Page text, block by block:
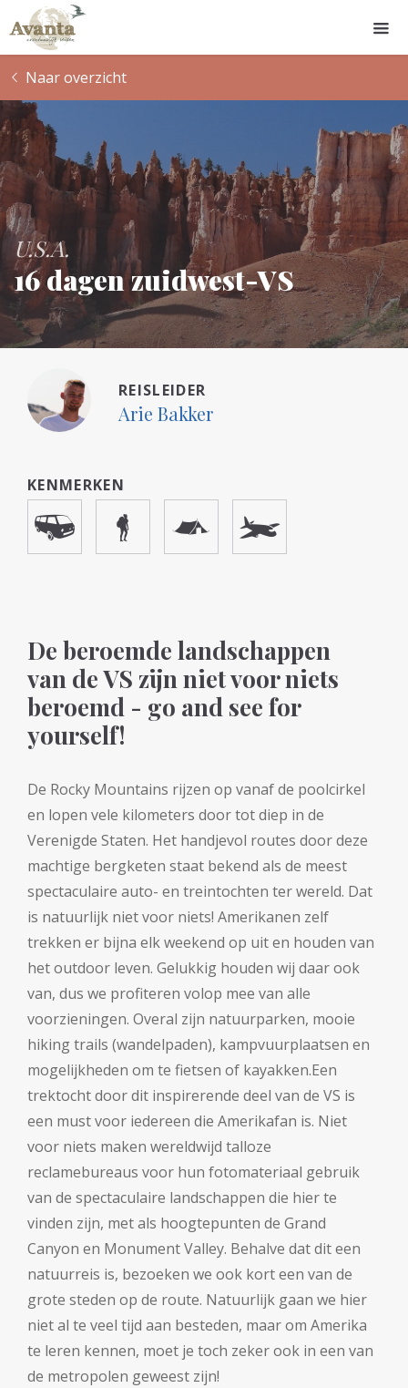
Naar overzicht
U.S.A.
16 dagen zuidwest-VS
REISLEIDER
Arie Bakker
KENMERKEN
De beroemde landschappen
van de VS zijn niet voor niets
beroemd - go and see for
yourself!
De Rocky Mountains rijzen op vanaf de poolcirkel
en lopen vele kilometers door tot diep in de
Verenigde Staten. Het handjevol routes door deze
machtige bergketen staat bekend als de meest
spectaculaire auto- en treintochten ter wereld. Dat
is natuurlijk niet voor niets! Amerikanen zelf
trekken er bijna elk weekend op uit en houden van
het outdoor leven. Gelukkig houden wij daar ook
van, dus we profiteren volop mee van alle
voorzieningen. Overal zijn natuurparken, mooie
hiking trails (wandelpaden), kampvuurplaatsen en
mogelijkheden om te fietsen of kayakken.Een
trektocht door dit inspirerende deel van de VS is
een must voor iedereen die Amerikafan is. Niet
voor niets maken wereldwijd talloze
reclamebureaus voor hun fotomateriaal gebruik
van de spectaculaire landschappen die hier te
vinden zijn, met als hoogtepunten de Grand
Canyon en Monument Valley. Behalve dat dit een
natuurreis is, bezoeken we ook kort een van de
grote steden op de route. Natuurlijk gaan we hier
niet al te veel tijd aan besteden, maar om Amerika
te leren kennen, moet je toch zeker ook in een van
de metropolen geweest zijn!